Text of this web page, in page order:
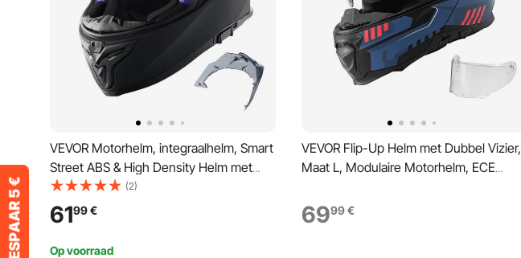
VEVOR Motorhelm, integraalhelm, Smart
Street ABS & High Density Helm met
Bluetooth-aansluiting en verwisselbare
lens, DOT-goedgekeurde comfortabele
motorcrosshelm, geschikt voor jongeren
en volwassenen
(2)
6199€
Op voorraad
VEVOR Flip-Up Helm met Dubbel Vizier,
Maat L, Modulaire Motorhelm, ECE
voor Volwassenen, Bromfietshelm met
Bluetooth-luidsprekercompartiment en
6999€